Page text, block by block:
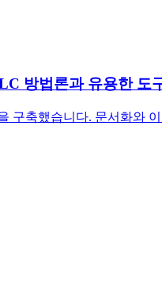
방법론과 유용한 도
구축했습니다. 문서화